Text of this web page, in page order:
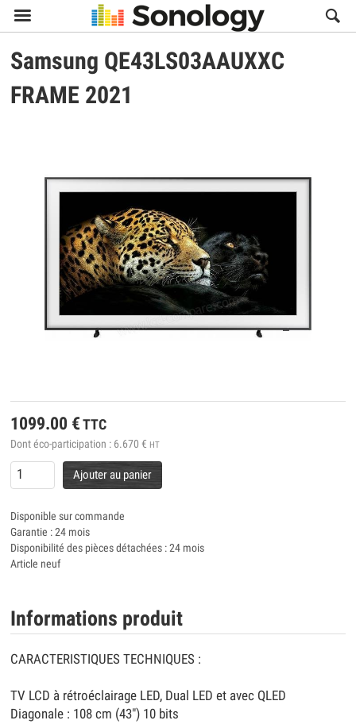

Samsung QE43LS03AAUXXC
FRAME 2021
1099.00 € TTC
Dont éco-participation : 6.670 € HT
Ajouter au panier
Disponible sur commande
Garantie : 24 mois
Disponibilité des pièces détachées : 24 mois
Article neuf
Informations produit
CARACTERISTIQUES TECHNIQUES :
TV LCD à rétroéclairage LED, Dual LED et avec QLED
Diagonale : 108 cm (43") 10 bits